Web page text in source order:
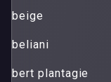
beige
beliani
bert plantagie